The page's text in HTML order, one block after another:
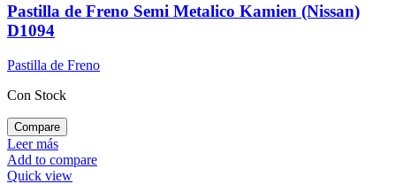
Pastilla de Freno Semi Metalico Kamien (Nissan)
D1094
Pastilla de Freno
Con Stock
Compare
Leer más
Add to compare
Quick view